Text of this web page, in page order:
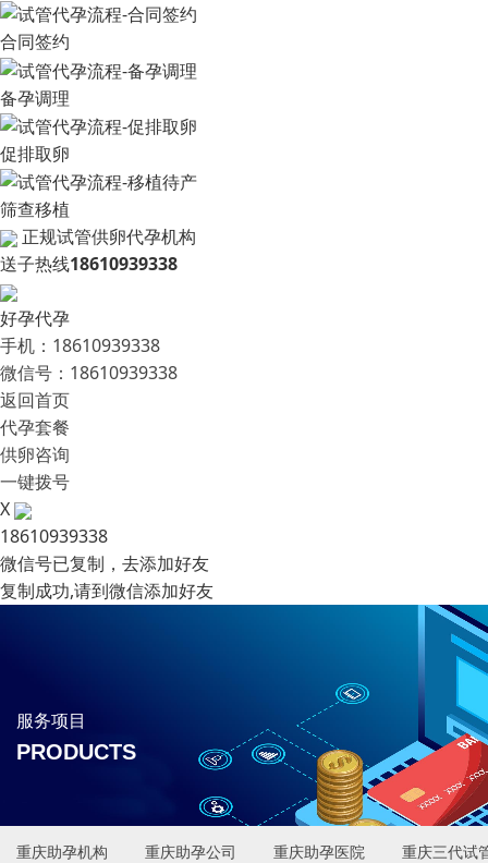
合同签约
备孕调理
促排取卵
筛查移植
正规试管供卵代孕机构
送子热线18610939338
好孕代孕
手机：18610939338
微信号：18610939338
返回首页
代孕套餐
供卵咨询
一键拨号
X
18610939338
微信号已复制，去添加好友
复制成功,请到微信添加好友
服务项目
PRODUCTS
重庆助孕机构 重庆助孕公司 重庆助孕医院 重庆三代试